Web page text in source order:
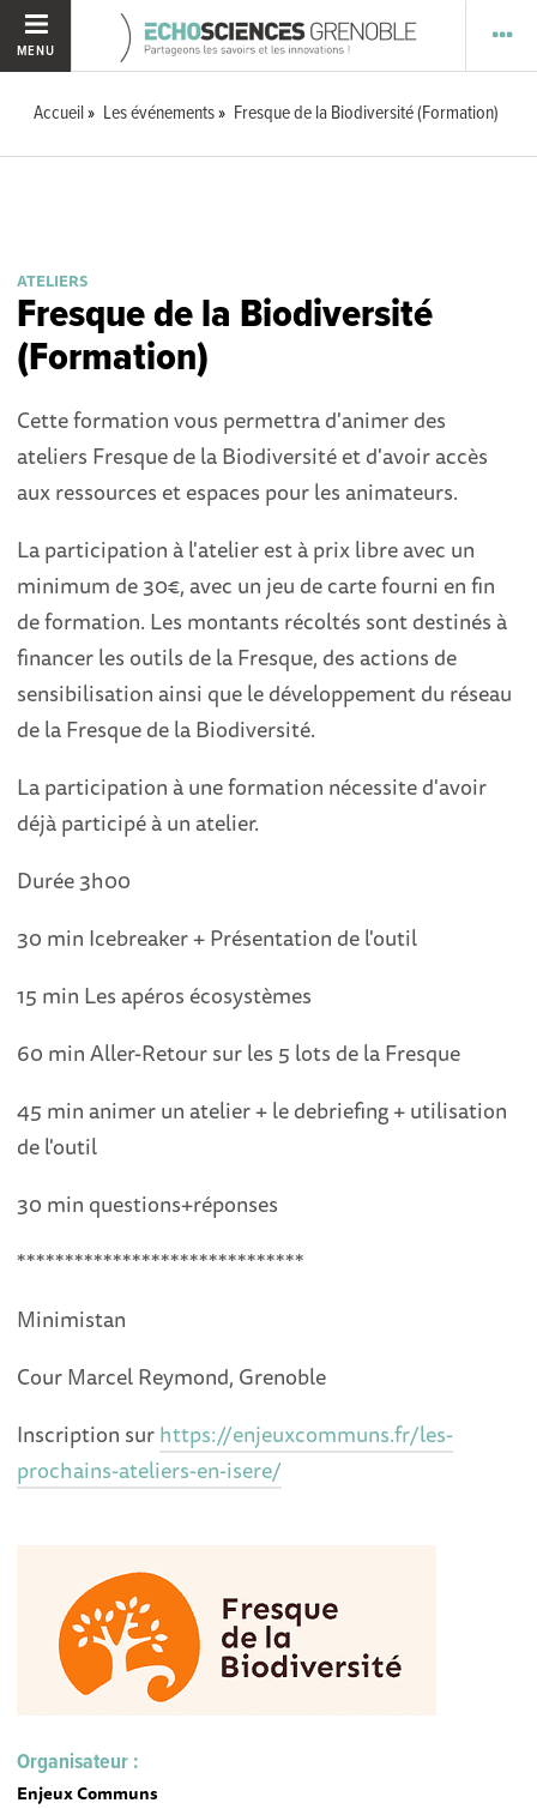
MENU
Accueil Les événements Fresque de la Biodiversité (Formation)
ATELIERS
Fresque de la Biodiversité
(Formation)
Cette formation vous permettra d'animer des
ateliers Fresque de la Biodiversité et d'avoir accès
aux ressources et espaces pour les animateurs.
La participation à l'atelier est à prix libre avec un
minimum de 30€, avec un jeu de carte fourni en fin
de formation. Les montants récoltés sont destinés à
financer les outils de la Fresque, des actions de
sensibilisation ainsi que le développement du réseau
de la Fresque de la Biodiversité.
La participation à une formation nécessite d'avoir
déjà participé à un atelier.
Durée 3h00
30 min Icebreaker + Présentation de l'outil
15 min Les apéros écosystèmes
60 min Aller-Retour sur les 5 lots de la Fresque
45 min animer un atelier + le debriefing + utilisation
de l'outil
30 min questions+réponses
******************************
Minimistan
Cour Marcel Reymond, Grenoble
Inscription surhttps://enjeuxcommuns.fr/les-
prochains-ateliers-en-isere/
Organisateur :
Enjeux Communs